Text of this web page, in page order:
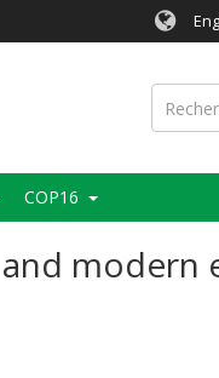
COP16
modern